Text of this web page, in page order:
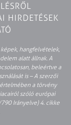
HIRDETÉSEK
hangfelvételek,
alatt állnak. A
beleértve a
is – A szerzői
a törvény
szóló európai
790 Irányelve) 4. cikke